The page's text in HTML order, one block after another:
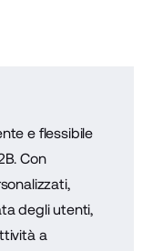
e flessibile
Con
degli utenti,
a